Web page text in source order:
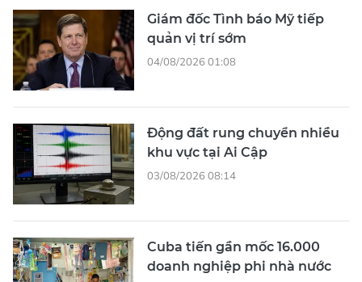
Giám đốc Tình báo Mỹ tiếp
quản vị trí sớm
04/08/2026 01:08
Động đất rung chuyển nhiều
khu vực tại Ai Cập
03/08/2026 08:14
Cuba tiến gần mốc 16.000
doanh nghiệp phi nhà nước